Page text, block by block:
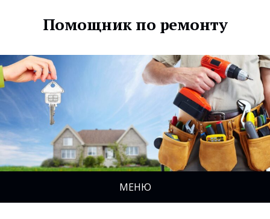
Помощник по ремонту
МЕНЮ